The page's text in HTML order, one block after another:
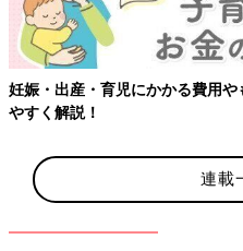
【ワクチン接種できるものも】
連載